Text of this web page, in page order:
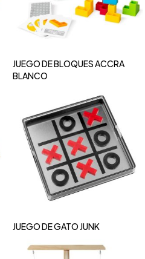
JUEGO DE BLOQUES ACCRA
BLANCO
JUEGO DE GATO JUNK